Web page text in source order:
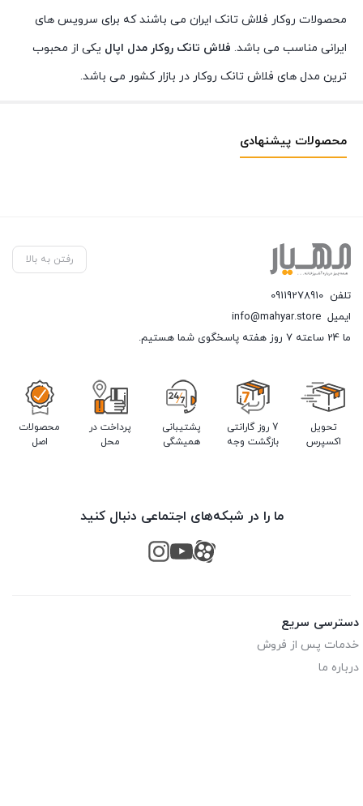
محصولات روکار فلاش تانک ایران می باشند که برای سرویس های
ایرانی مناسب می باشد. فلاش تانک روکار مدل اپال یکی از محبوب
ترین مدل های فلاش تانک روکار در بازار کشور می باشد.
محصولات پیشنهادی
رفتن به بالا
تلفن 09119278910
ایمیل info@mahyar.store
ما 24 ساعته 7 روز هفته پاسخگوی شما هستیم.
تحویل
اکسپرس
7 روز گارانتی
بازگشت وجه
پشتیبانی
همیشگی
پرداخت در
محل
محصولات
اصل
ما را در شبکه‌های اجتماعی دنبال کنید
دسترسی سریع
خدمات پس از فروش
درباره ما